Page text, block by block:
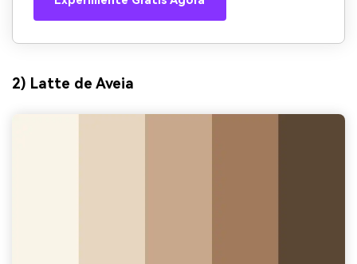
2) Latte de Aveia